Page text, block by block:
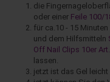
die
oder einer Feile 100/
für ca.10 - 15
und dem Hilfsmitteln
Off Nail Clips 10er
lassen.
jetzt ist das Gel leicht